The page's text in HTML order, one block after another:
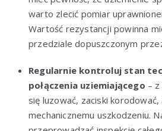
warto zlecić pomiar
Wartość rezystancji powinna
przedziale dopuszczonym
Regularnie kontroluj stan
połączenia uziemiającego –
się luzować, zaciski
mechanicznemu uszkodzeniu.